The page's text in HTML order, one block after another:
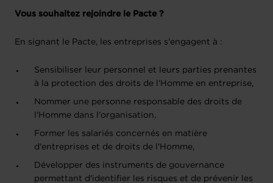
Vous souhaitez rejoindre le Pacte ?
En signant le Pacte, les entreprises s'engagent à :
Sensibiliser leur personnel et leurs parties prenantes
à la protection des droits de l'Homme en entreprise,
Nommer une personne responsable des droits de
l'Homme dans l'organisation,
Former les salariés concernés en matière
d'entreprises et de droits de l'Homme,
Développer des instruments de gouvernance
permettant d'identifier les risques et de prévenir les